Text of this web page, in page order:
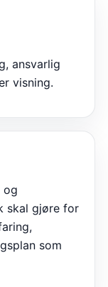
ansvarlig
visning.
og
skal gjøre for
som